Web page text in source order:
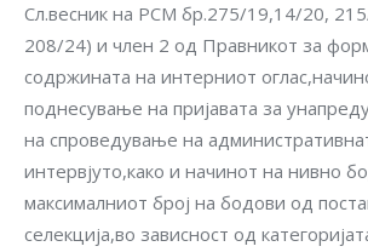
Сл.весник на РСМ бр.275/19,14/20,
208/24) и член 2 од Правникот за
содржината на интерниот
поднесување на пријавата за
на спроведување на
интервјуто,како и начинот на нивно
максималниот број на бодови од
селекција,во зависност од